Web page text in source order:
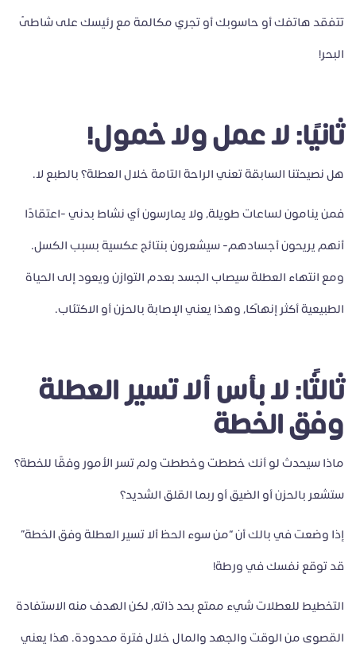
تتفقد هاتفك أو حاسوبك أو تجري مكالمة مع رئيسك على شاطئ
البحر!
ثانيًا: لا عمل ولا خمول!
هل نصيحتنا السابقة تعني الراحة التامة خلال العطلة؟ بالطبع لا.
فمن ينامون لساعات طويلة، ولا يمارسون أي نشاط بدني -اعتقادًا
أنهم يريحون أجسادهم- سيشعرون بنتائج عكسية بسبب الكسل.
ومع انتهاء العطلة سيصاب الجسد بعدم التوازن ويعود إلى الحياة
الطبيعية أكثر إنهاكًا، وهذا يعني الإصابة بالحزن أو الاكتئاب.
ثالثًا: لا بأس ألا تسير العطلة
وفق الخطة
ماذا سيحدث لو أنك خططت وخططت ولم تسر الأمور وفقًا للخطة؟
ستشعر بالحزن أو الضيق أو ربما القلق الشديد؟
إذا وضعت في بالك أن “من سوء الحظ ألا تسير العطلة وفق الخطة”
قد توقع نفسك في ورطة!
التخطيط للعطلات شيء ممتع بحد ذاته، لكن الهدف منه الاستفادة
القصوى من الوقت والجهد والمال خلال فترة محدودة. هذا يعني